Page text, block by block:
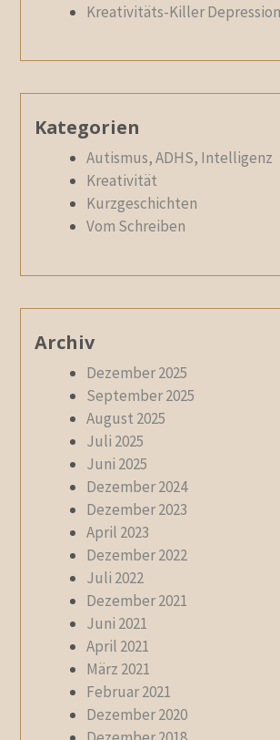
Kreativitäts-Killer
Kategorien
Autismus, ADHS, Intelligenz
Kreativität
Kurzgeschichten
Vom Schreiben
Archiv
Dezember 2025
September 2025
August 2025
Juli 2025
Juni 2025
Dezember 2024
Dezember 2023
April 2023
Dezember 2022
Juli 2022
Dezember 2021
Juni 2021
April 2021
März 2021
Februar 2021
Dezember 2020